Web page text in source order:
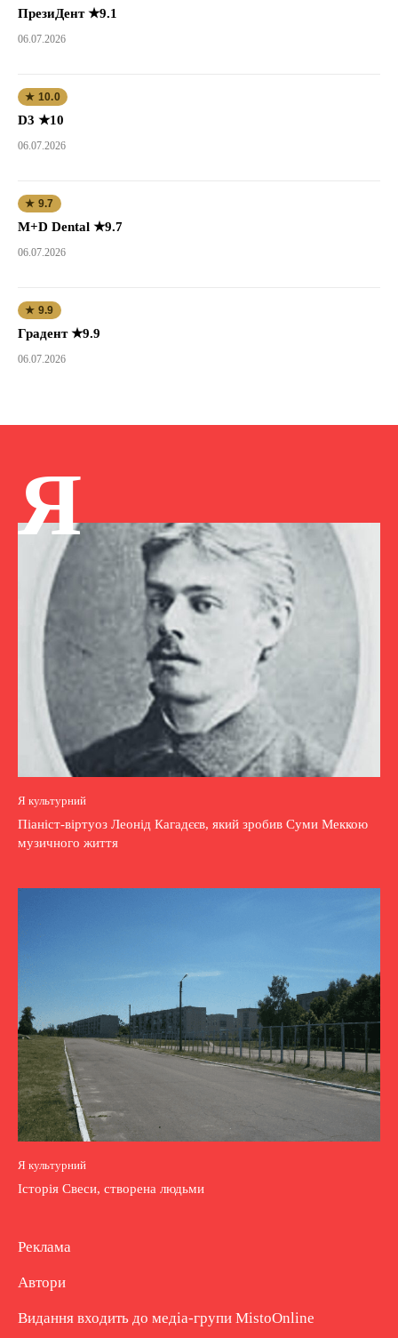
ПрезиДент ★9.1
06.07.2026
★ 10.0
D3 ★10
06.07.2026
★ 9.7
M+D Dental ★9.7
06.07.2026
★ 9.9
Градент ★9.9
06.07.2026
Я
Я культурний
Піаніст-віртуоз Леонід Кагадєєв, який зробив Суми Меккою
музичного життя
Я культурний
Історія Свеси, створена людьми
Реклама
Автори
Видання входить до медіа-групи MistoOnline